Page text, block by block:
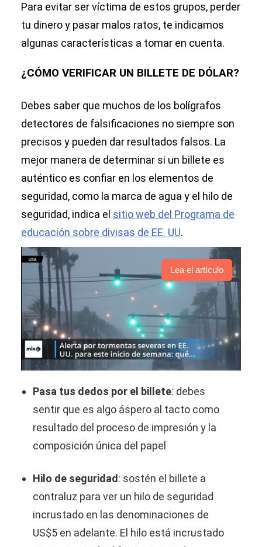
Para evitar ser víctima de estos grupos, perder
tu dinero y pasar malos ratos, te indicamos
algunas características a tomar en cuenta.
¿CÓMO VERIFICAR UN BILLETE DE DÓLAR?
Debes saber que muchos de los bolígrafos
detectores de falsificaciones no siempre son
precisos y pueden dar resultados falsos. La
mejor manera de determinar si un billete es
auténtico es confiar en los elementos de
seguridad, como la marca de agua y el hilo de
seguridad, indica el sitio web del Programa de
educación sobre divisas de EE. UU.
Lea el artículo
Pasa tus dedos por el billete: debes
sentir que es algo áspero al tacto como
resultado del proceso de impresión y la
composición única del papel
Hilo de seguridad: sostén el billete a
contraluz para ver un hilo de seguridad
incrustado en las denominaciones de
US$5 en adelante. El hilo está incrustado